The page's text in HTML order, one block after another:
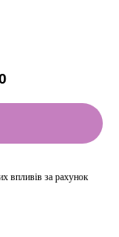
впливів за рахунок